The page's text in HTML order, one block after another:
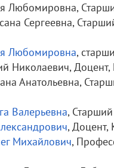
Любомировна,
Сергеевна,
Любомировна,
Николаевич,
Анатольевна,
Валерьевна,
, Доцент,
Михайлович,